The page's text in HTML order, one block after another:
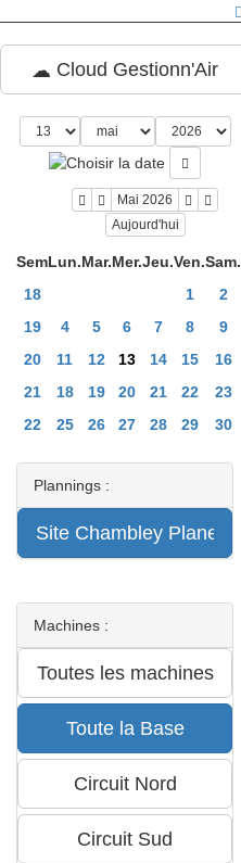
Cloud Gestionn'Air
Mai 2026
Aujourd'hui
SemLun.Mar.Mer.Jeu.Ven.Sam.
18
1 2
19
4 5 6 7 8 9
20
11 12 13 14 15 16
21
18 19 20 21 22 23
22
25 26 27 28 29 30
Plannings :
Machines :